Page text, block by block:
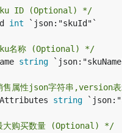
ID (Optional) */
int `json:"skuId"`
名称 (Optional) */
string
属性json字符串,version
string
购买数量 (Optional) */